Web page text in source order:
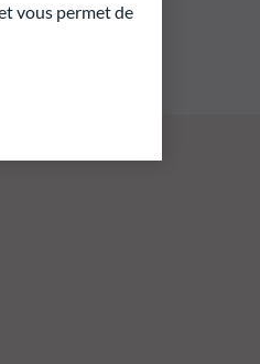
vous permet de